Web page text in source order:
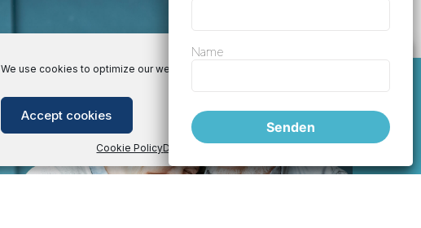
We use cookies to optimize our website and our service.
Accept cookies Deny View preferences
Cookie PolicyDatenschutz-Bestimmungen
Name
Senden